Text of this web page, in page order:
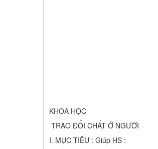
KHOA HỌC
TRAO ĐỔI CHẤT Ở NGƯỜI
I. MỤC TIÊU : Giúp HS :